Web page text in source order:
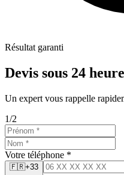
Résultat garanti
Devis sous 24
Un expert vous rappelle
1/2
Votre téléphone *
🇫🇷+33